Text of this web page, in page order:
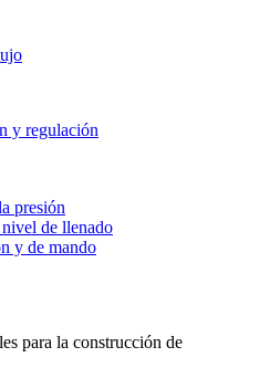
y regulación
presión
de llenado
y de mando
para la construcción de